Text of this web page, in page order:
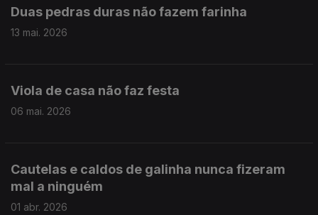
Duas pedras duras não fazem farinha
13 mai. 2026
Viola de casa não faz festa
06 mai. 2026
Cautelas e caldos de galinha nunca fizeram
mal a ninguém
01 abr. 2026